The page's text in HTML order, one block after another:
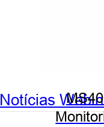
Notícias